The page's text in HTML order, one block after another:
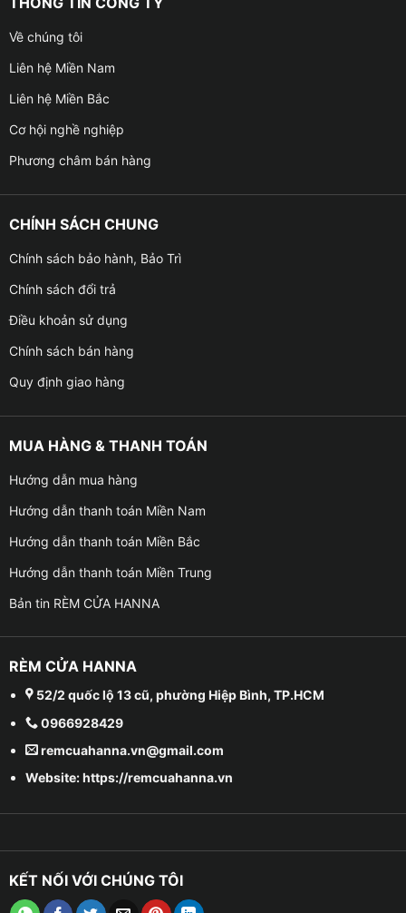
Về chúng tôi
Liên hệ Miền Nam
Liên hệ Miền Bắc
Cơ hội nghề nghiệp
Phương châm bán hàng
CHÍNH SÁCH CHUNG
Chính sách bảo hành, Bảo Trì
Chính sách đổi trả
Điều khoản sử dụng
Chính sách bán hàng
Quy định giao hàng
MUA HÀNG & THANH TOÁN
Hướng dẫn mua hàng
Hướng dẫn thanh toán Miền Nam
Hướng dẫn thanh toán Miền Bắc
Hướng dẫn thanh toán Miền Trung
Bản tin RÈM CỬA HANNA
RÈM CỬA HANNA
52/2 quốc lộ 13 cũ, phường Hiệp Bình, TP.HCM
0966928429
remcuahanna.vn@gmail.com
Website: https://remcuahanna.vn
KẾT NỐI VỚI CHÚNG TÔI